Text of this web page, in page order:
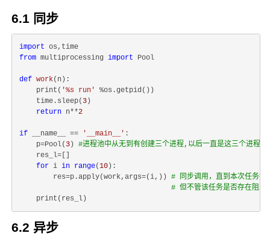
6.1 同步
import
from multiprocessing import Pool
def work( n ):
    print(
'%s run'
%os.getpid())
    time.sleep(
3 )
return n**2
if __name__ == '__main__' :
    p=Pool(
3 ) #进程池中从无到有创建三个进程,以后一直是这三个进程在
    res_l=[]
for i in range(10 ):
        res=p.apply(work,args=(i,))
# 同步调用，直到本次任务执
# 但不管该任务是否存在阻塞
6.2 异步